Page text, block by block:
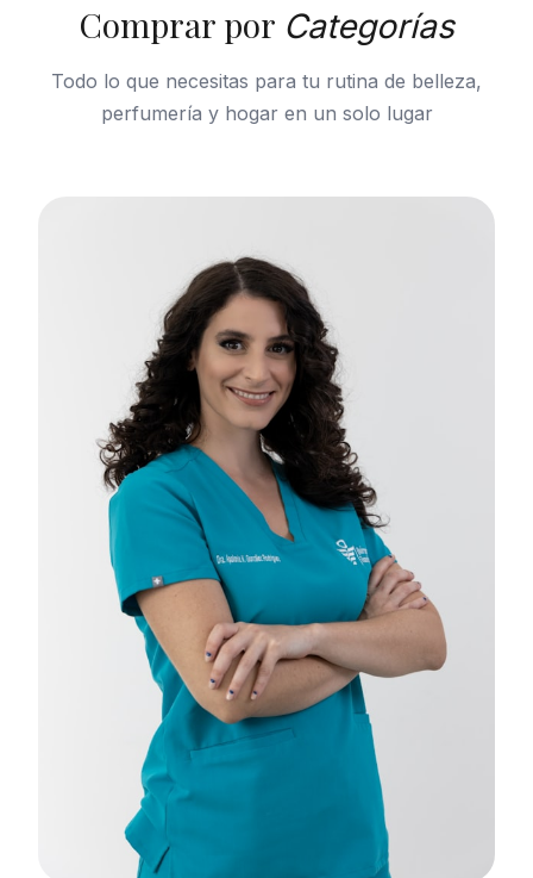
Comprar por Categorías
Todo lo que necesitas para tu rutina de belleza,
perfumería y hogar en un solo lugar